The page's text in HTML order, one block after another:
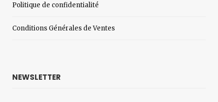
Politique de confidentialité
Conditions Générales de Ventes
NEWSLETTER